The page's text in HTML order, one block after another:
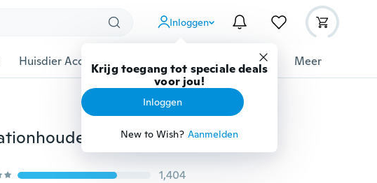
Inloggen
Krijg toegang tot speciale deals
voor jou!
Inloggen
New to Wish? Aanmelden
Huisdier Accessoires Gereedschap Meer
Leegoal Apple Watch Oplaadstation Dock Stationhouder Houder voor Apple Watch IWatch 42mm 38mm IPhone 4 4s 5c 5 5s 6 6 Plus iPhone 7 Plus iPhone8 / Sprot / Edition Iwatch Bamboo Houten
1,404